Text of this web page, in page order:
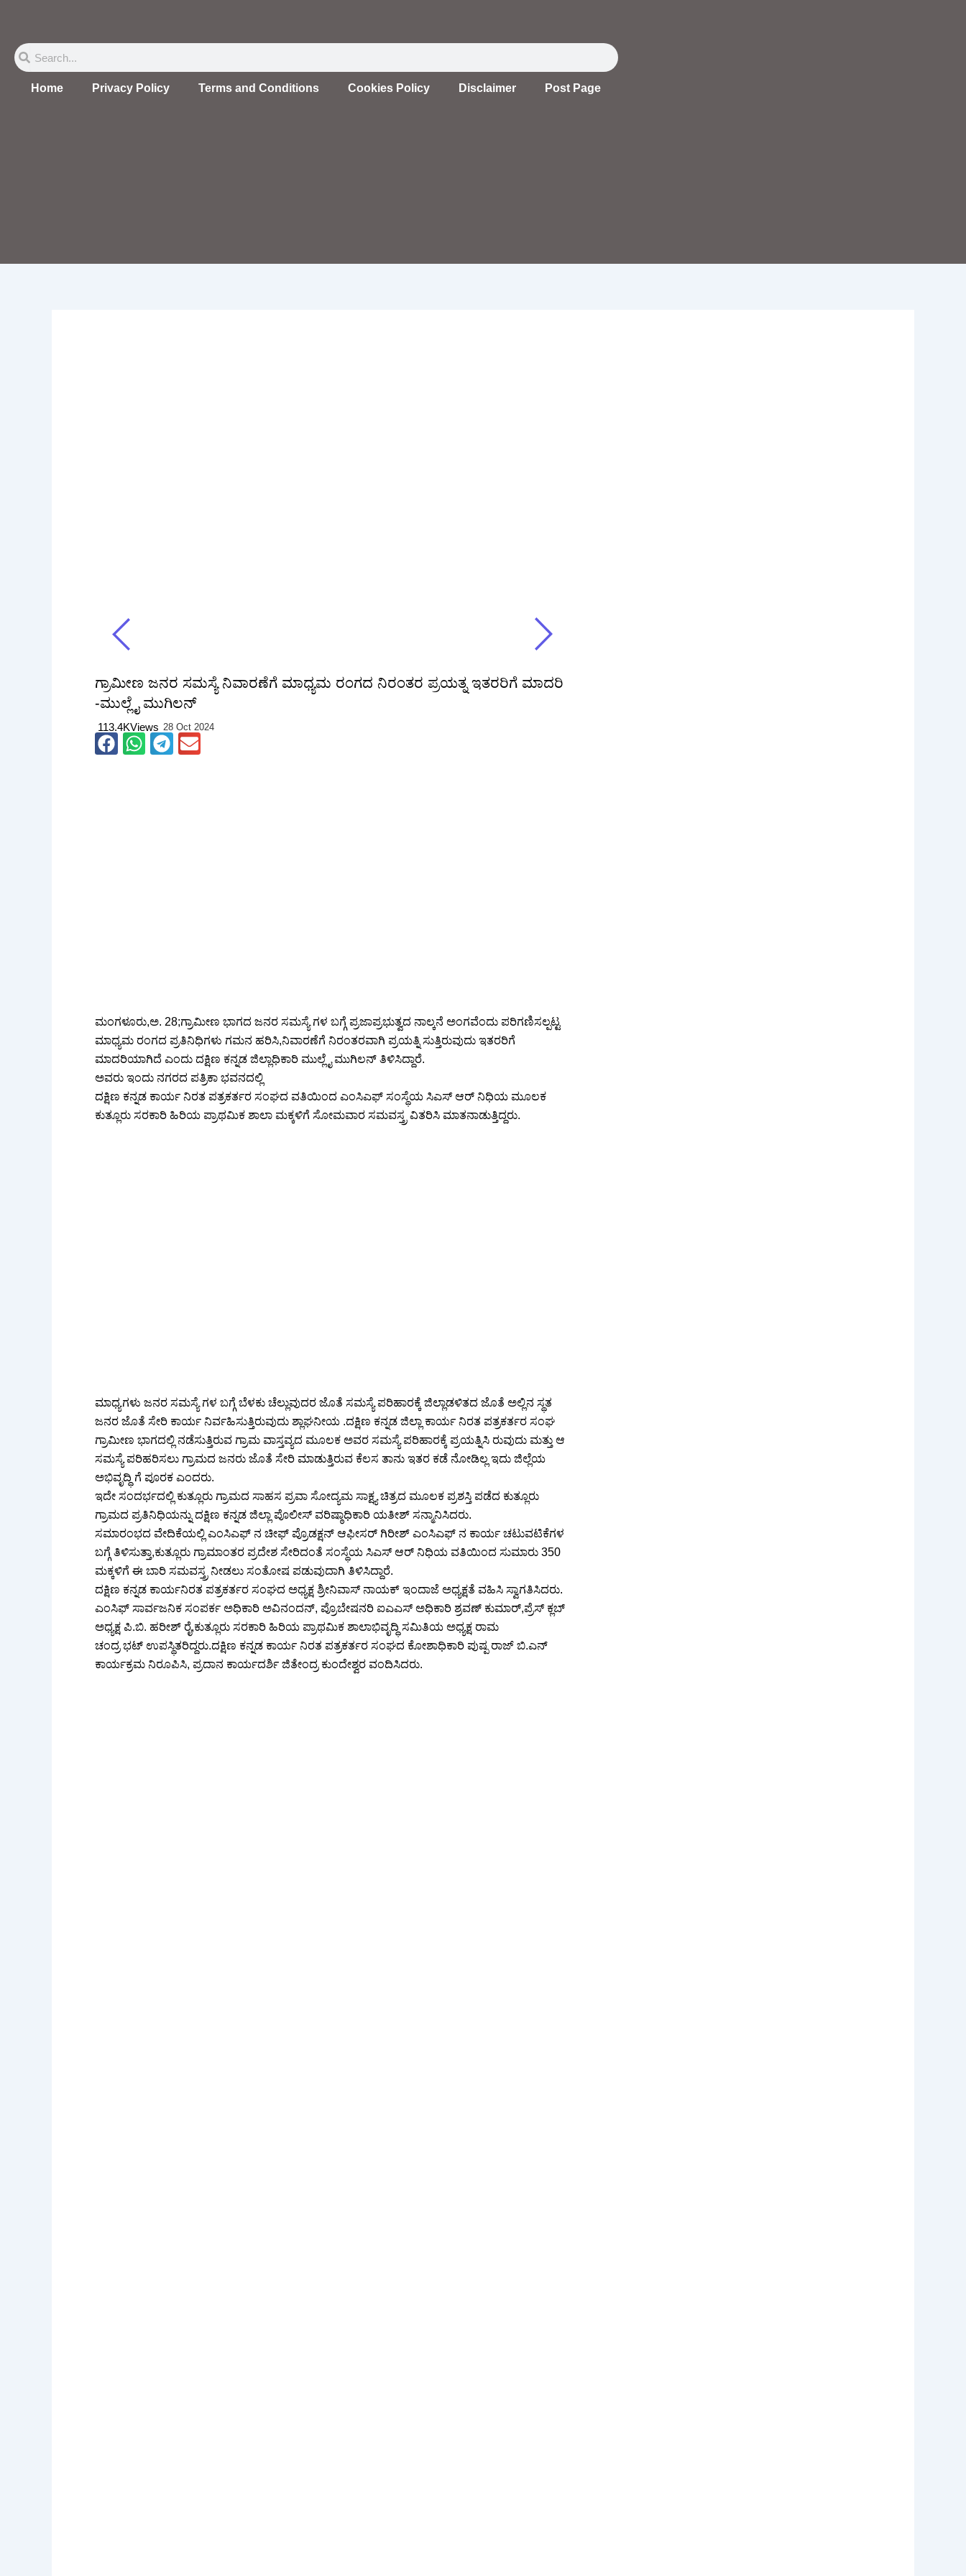
content
SearchSearch
Home Privacy Policy Terms and Conditions Cookies Policy Disclaimer Post Page
ಗ್ರಾಮೀಣ ಜನರ ಸಮಸ್ಯೆ ನಿವಾರಣೆಗೆ ಮಾಧ್ಯಮ ರಂಗದ ನಿರಂತರ ಪ್ರಯತ್ನ ಇತರರಿಗೆ ಮಾದರಿ
-ಮುಲ್ಲೈ ಮುಗಿಲನ್
113.4KViews 28 Oct 2024
ಮಂಗಳೂರು,ಅ. 28;ಗ್ರಾಮೀಣ ಭಾಗದ ಜನರ ಸಮಸ್ಯೆ ಗಳ ಬಗ್ಗೆ ಪ್ರಜಾಪ್ರಭುತ್ವದ ನಾಲ್ಕನೆ ಅಂಗವೆಂದು ಪರಿಗಣಿಸಲ್ಪಟ್ಟ
ಮಾಧ್ಯಮ ರಂಗದ ಪ್ರತಿನಿಧಿಗಳು ಗಮನ ಹರಿಸಿ,ನಿವಾರಣೆಗೆ ನಿರಂತರವಾಗಿ ಪ್ರಯತ್ನಿ ಸುತ್ತಿರುವುದು ಇತರರಿಗೆ
ಮಾದರಿಯಾಗಿದೆ ಎಂದು ದಕ್ಷಿಣ ಕನ್ನಡ ಜಿಲ್ಲಾಧಿಕಾರಿ ಮುಲ್ಲೈ ಮುಗಿಲನ್ ತಿಳಿಸಿದ್ದಾರೆ.
ಅವರು ಇಂದು ನಗರದ ಪತ್ರಿಕಾ ಭವನದಲ್ಲಿ
ದಕ್ಷಿಣ ಕನ್ನಡ ಕಾರ್ಯ ನಿರತ ಪತ್ರಕರ್ತರ ಸಂಘದ ವತಿಯಿಂದ ಎಂಸಿಎಫ್ ಸಂಸ್ಥೆಯ ಸಿಎಸ್ ಆರ್ ನಿಧಿಯ ಮೂಲಕ
ಕುತ್ಲೂರು ಸರಕಾರಿ ಹಿರಿಯ ಪ್ರಾಥಮಿಕ ಶಾಲಾ ಮಕ್ಕಳಿಗೆ ಸೋಮವಾರ ಸಮವಸ್ತ್ರ ವಿತರಿಸಿ ಮಾತನಾಡುತ್ತಿದ್ದರು.
ಮಾಧ್ಯಗಳು ಜನರ ಸಮಸ್ಯೆ ಗಳ ಬಗ್ಗೆ ಬೆಳಕು ಚೆಲ್ಲುವುದರ ಜೊತೆ ಸಮಸ್ಯೆ ಪರಿಹಾರಕ್ಕೆ ಜಿಲ್ಲಾಡಳಿತದ ಜೊತೆ ಅಲ್ಲಿನ ಸ್ಥತ
ಜನರ ಜೊತೆ ಸೇರಿ ಕಾರ್ಯ ನಿರ್ವಹಿಸುತ್ತಿರುವುದು ಶ್ಲಾಘನೀಯ .ದಕ್ಷಿಣ ಕನ್ನಡ ಜಿಲ್ಲಾ ಕಾರ್ಯ ನಿರತ ಪತ್ರಕರ್ತರ ಸಂಘ
ಗ್ರಾಮೀಣ ಭಾಗದಲ್ಲಿ ನಡೆಸುತ್ತಿರುವ ಗ್ರಾಮ ವಾಸ್ತವ್ಯದ ಮೂಲಕ ಅವರ ಸಮಸ್ಯೆ ಪರಿಹಾರಕ್ಕೆ ಪ್ರಯತ್ನಿಸಿ ರುವುದು ಮತ್ತು ಆ
ಸಮಸ್ಯೆ ಪರಿಹರಿಸಲು ಗ್ರಾಮದ ಜನರು ಜೊತೆ ಸೇರಿ ಮಾಡುತ್ತಿರುವ ಕೆಲಸ ತಾನು ಇತರ ಕಡೆ ನೋಡಿಲ್ಲ‌ ಇದು ಜಿಲ್ಲೆಯ
ಅಭಿವೃದ್ಧಿ ಗೆ ಪೂರಕ ಎಂದರು.
ಇದೇ ಸಂದರ್ಭದಲ್ಲಿ ಕುತ್ಲೂರು ಗ್ರಾಮದ ಸಾಹಸ ಪ್ರವಾ ಸೋದ್ಯಮ ಸಾಕ್ಷ್ಯ ಚಿತ್ರದ ಮೂಲಕ ಪ್ರಶಸ್ತಿ ಪಡೆದ ಕುತ್ಲೂರು
ಗ್ರಾಮದ ಪ್ರತಿನಿಧಿಯನ್ನು ದಕ್ಷಿಣ ಕನ್ನಡ ಜಿಲ್ಲಾ ಪೊಲೀಸ್ ವರಿಷ್ಠಾಧಿಕಾರಿ ಯತೀಶ್ ಸನ್ಮಾನಿಸಿದರು.
ಸಮಾರಂಭದ ವೇದಿಕೆಯಲ್ಲಿ ಎಂಸಿಎಫ್ ನ ಚೀಫ್ ಪ್ರೊಡಕ್ಷನ್ ಆಫೀಸರ್ ಗಿರೀಶ್ ಎಂಸಿಎಫ್ ನ ಕಾರ್ಯ ಚಟುವಟಿಕೆಗಳ
ಬಗ್ಗೆ ತಿಳಿಸುತ್ತಾ,ಕುತ್ಲೂರು ಗ್ರಾಮಾಂತರ ಪ್ರದೇಶ ಸೇರಿದಂತೆ ಸಂಸ್ಥೆಯ ಸಿಎಸ್ ಆರ್ ನಿಧಿಯ ವತಿಯಿಂದ ಸುಮಾರು 350
ಮಕ್ಕಳಿಗೆ ಈ ಬಾರಿ ಸಮವಸ್ತ್ರ ನೀಡಲು ಸಂತೋಷ ಪಡುವುದಾಗಿ ತಿಳಿಸಿದ್ದಾರೆ.
ದಕ್ಷಿಣ ಕನ್ನಡ ಕಾರ್ಯನಿರತ ಪತ್ರಕರ್ತರ ಸಂಘದ ಅಧ್ಯಕ್ಷ ಶ್ರೀನಿವಾಸ್ ನಾಯಕ್ ಇಂದಾಜೆ ಅಧ್ಯಕ್ಷತೆ ವಹಿಸಿ ಸ್ವಾಗತಿಸಿದರು.
ಎಂಸಿಫ್ ಸಾರ್ವಜನಿಕ ಸಂಪರ್ಕ ಅಧಿಕಾರಿ ಅವಿನಂದನ್, ಪ್ರೊಬೇಷನರಿ ಐಎಎಸ್ ಅಧಿಕಾರಿ ಶ್ರವಣ್ ಕುಮಾರ್,ಪ್ರೆಸ್ ಕ್ಲಬ್
ಅಧ್ಯಕ್ಷ ಪಿ.ಬಿ. ಹರೀಶ್ ರೈ,ಕುತ್ಲೂರು ಸರಕಾರಿ ಹಿರಿಯ ಪ್ರಾಥಮಿಕ ಶಾಲಾಭಿವೃದ್ಧಿ ಸಮಿತಿಯ ಅಧ್ಯಕ್ಷ ರಾಮ
ಚಂದ್ರ ಭಟ್ ಉಪಸ್ಥಿತರಿದ್ದರು.ದಕ್ಷಿಣ ಕನ್ನಡ ಕಾರ್ಯ ನಿರತ ಪತ್ರಕರ್ತರ ಸಂಘದ ಕೋಶಾಧಿಕಾರಿ ಪುಷ್ಪ ರಾಜ್ ಬಿ.ಎನ್
ಕಾರ್ಯಕ್ರಮ ನಿರೂಪಿಸಿ, ಪ್ರದಾನ ಕಾರ್ಯದರ್ಶಿ ಜಿತೇಂದ್ರ ಕುಂದೇಶ್ವರ ವಂದಿಸಿದರು.